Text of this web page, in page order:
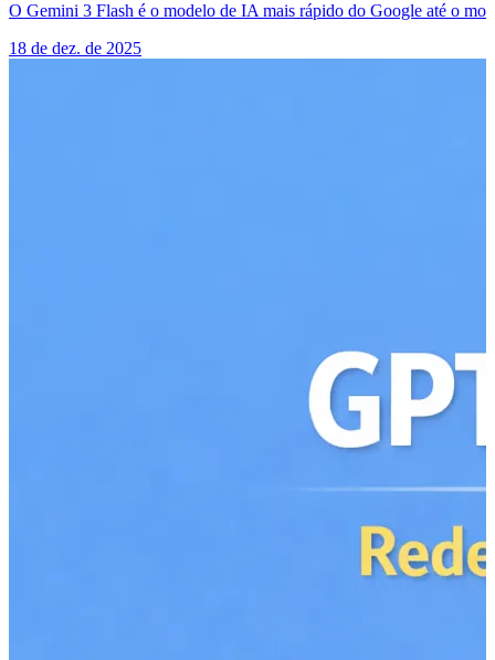
O Gemini 3 Flash é o modelo de IA mais rápido do Google até o
18 de dez. de 2025